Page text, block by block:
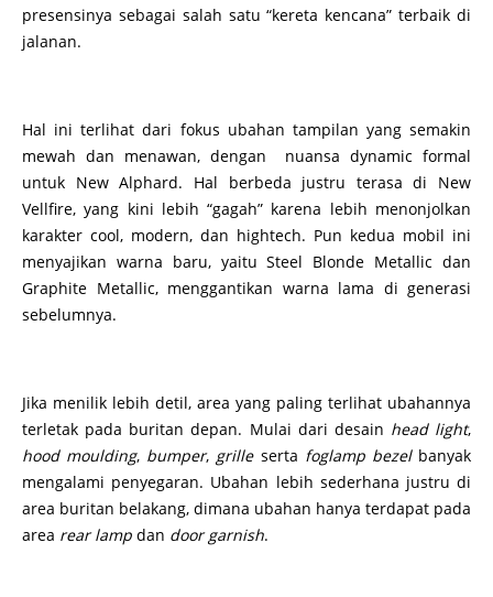
presensinya sebagai salah satu “kereta kencana” terbaik di
jalanan.
Hal ini terlihat dari fokus ubahan tampilan yang semakin
mewah dan menawan, dengan nuansa dynamic formal
untuk New Alphard. Hal berbeda justru terasa di New
Vellfire, yang kini lebih “gagah” karena lebih menonjolkan
karakter cool, modern, dan hightech. Pun kedua mobil ini
menyajikan warna baru, yaitu Steel Blonde Metallic dan
Graphite Metallic, menggantikan warna lama di generasi
sebelumnya.
Jika menilik lebih detil, area yang paling terlihat ubahannya
terletak pada buritan depan. Mulai dari desain head light,
hood moulding, bumper, grilleserta foglamp bezelbanyak
mengalami penyegaran. Ubahan lebih sederhana justru di
area buritan belakang, dimana ubahan hanya terdapat pada
area rear lamp dan door garnish.